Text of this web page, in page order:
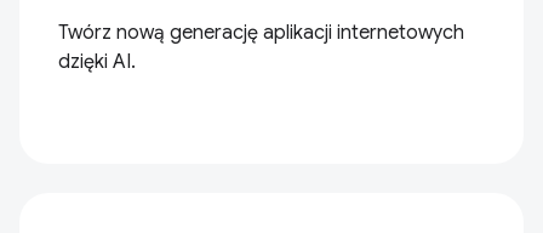
Twórz nową generację aplikacji internetowych
dzięki AI.